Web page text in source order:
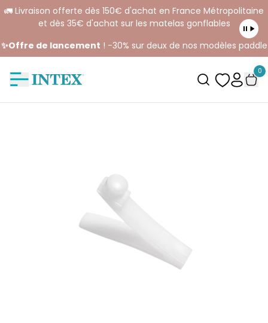
🚛 Livraison offerte dès 150€ d'achat en France Métropolitaine
et dès 35€ d'achat sur les matelas gonflables
✨Offre de lancement ! -30% sur deux de nos modèles paddle
0